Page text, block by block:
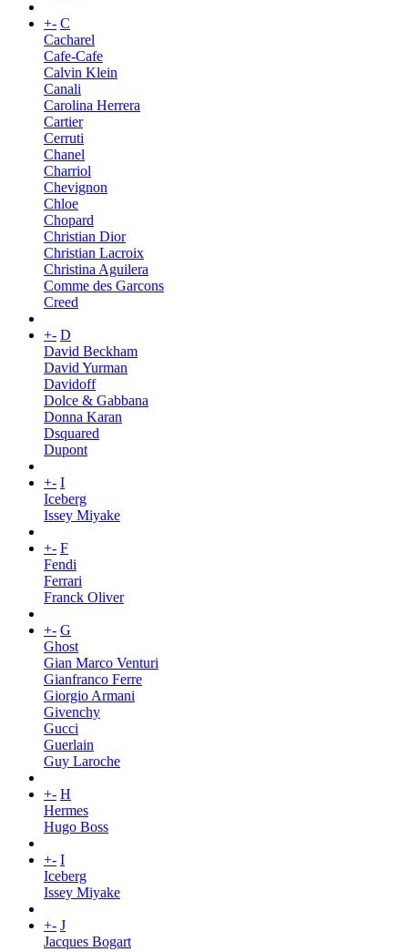
+- C
Cacharel
Cafe-Cafe
Calvin Klein
Canali
Carolina Herrera
Cartier
Cerruti
Chanel
Charriol
Chevignon
Chloe
Chopard
Christian Dior
Christian Lacroix
Christina Aguilera
Comme des Garcons
Creed
+- D
David Beckham
David Yurman
Davidoff
Dolce & Gabbana
Donna Karan
Dsquared
Dupont
+- I
Iceberg
Issey Miyake
+- F
Fendi
Ferrari
Franck Oliver
+- G
Ghost
Gian Marco Venturi
Gianfranco Ferre
Giorgio Armani
Givenchy
Gucci
Guerlain
Guy Laroche
+- H
Hermes
Hugo Boss
+- I
Iceberg
Issey Miyake
+- J
Jacques Bogart